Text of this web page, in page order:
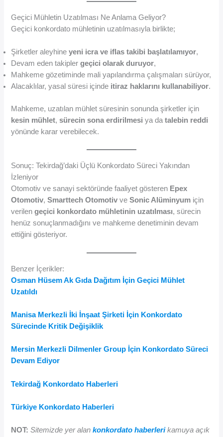
Geçici Mühletin Uzatılması Ne Anlama Geliyor?
Geçici konkordato mühletinin uzatılmasıyla birlikte;
Şirketler aleyhineyeni icra ve iflas takibi başlatılamıyor,
Devam eden takiplergeçici olarak duruyor,
Mahkeme gözetiminde mali yapılandırma çalışmaları sürüyor,
Alacaklılar, yasal süresi içinde itiraz haklarını kullanabiliyor.
Mahkeme, uzatılan mühlet süresinin sonunda şirketler için
kesin mühlet,sürecin sona erdirilmesi ya datalebin reddi
yönünde karar verebilecek.
Sonuç: Tekirdağ’daki Üçlü Konkordato Süreci Yakından
İzleniyor
Otomotiv ve sanayi sektöründe faaliyet gösteren Epex
Otomotiv,Smarttech Otomotiv veSonic Alüminyum için
verilengeçici konkordato mühletinin uzatılması, sürecin
henüz sonuçlanmadığını ve mahkeme denetiminin devam
ettiğini gösteriyor.
Benzer İçerikler:
Osman Hüsem Ak Gıda Dağıtım İçin Geçici Mühlet
Uzatıldı
Manisa Merkezli İki İnşaat Şirketi İçin Konkordato
Sürecinde Kritik Değişiklik
Mersin Merkezli Dilmenler Group İçin Konkordato Süreci
Devam Ediyor
Tekirdağ Konkordato Haberleri
Türkiye Konkordato Haberleri
NOT:Sitemizde yer alankonkordato haberlerikamuya açık